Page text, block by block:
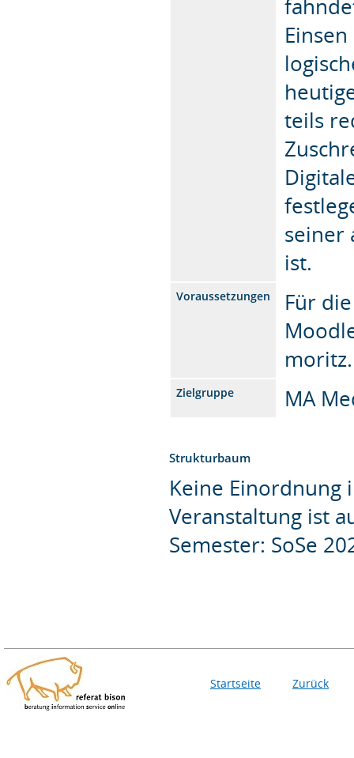
teils
seiner
ist.
Voraussetzungen
Für
Zielgruppe MA
Strukturbaum
Keine Einordnung
Veranstaltung ist
Semester: SoSe
Startseite Zurück